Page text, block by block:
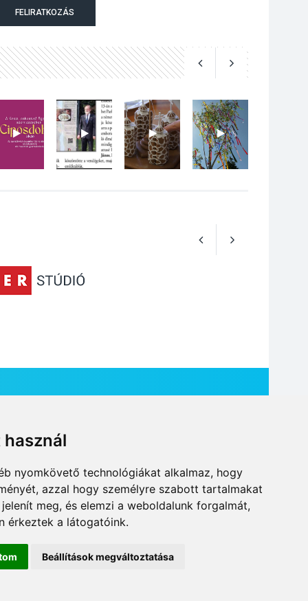
nyomkövető technológiákat alkalmaz, hogy
azzal hogy személyre szabott tartalmakat
meg, és elemzi a weboldalunk forgalmát,
érkeztek a látogatóink.
Beállítások megváltoztatása
FELIRATKOZÁS